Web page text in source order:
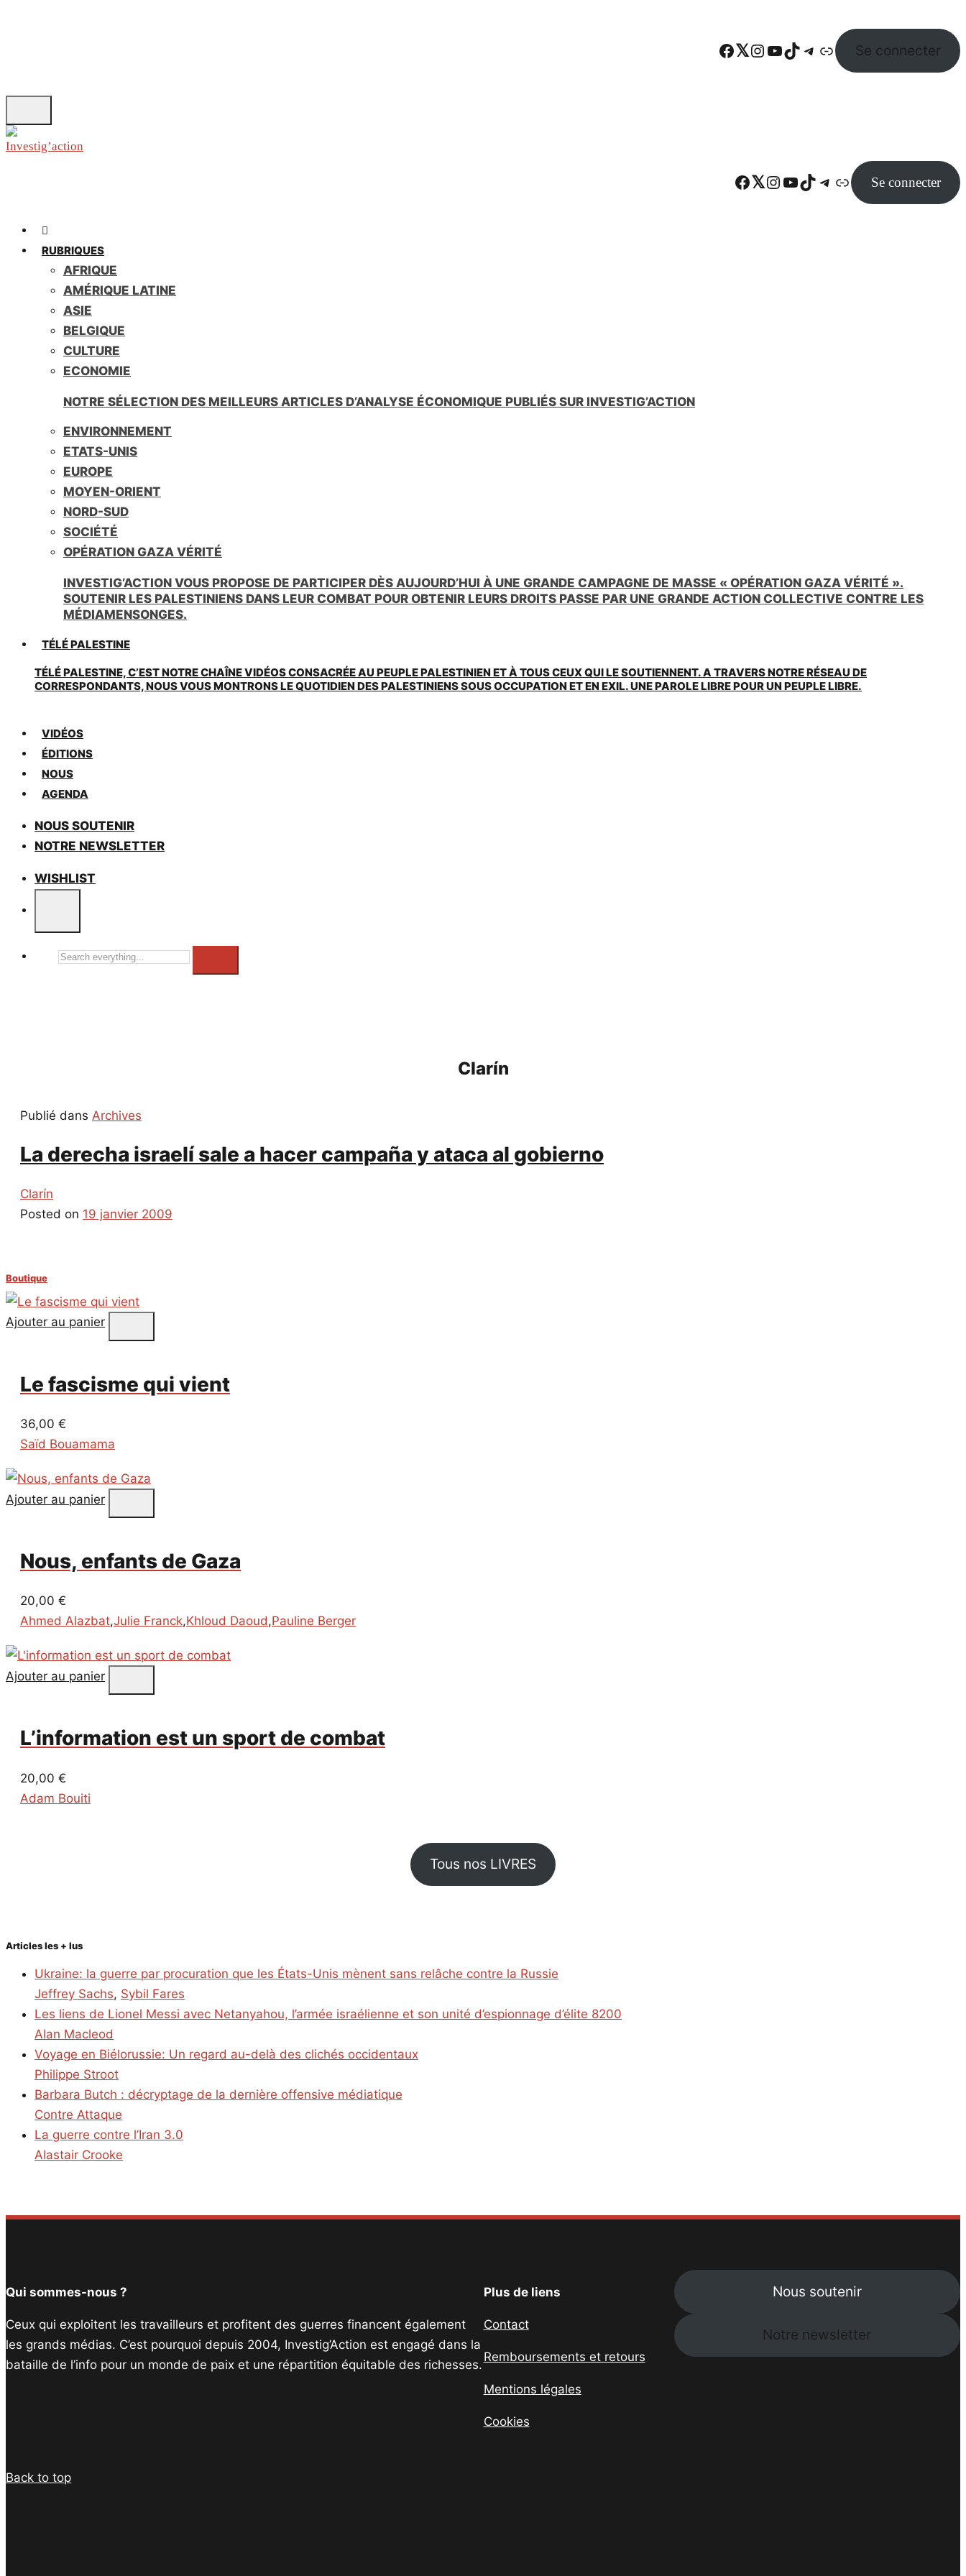
Facebook Twitter Instagram YouTube TikTok Telegram Lien Se connecter
Facebook Twitter Instagram YouTube TikTok Telegram Lien Se connecter
RUBRIQUES
AFRIQUE
AMÉRIQUE LATINE
ASIE
BELGIQUE
CULTURE
ECONOMIE
NOTRE SÉLECTION DES MEILLEURS ARTICLES D’ANALYSE ÉCONOMIQUE PUBLIÉS SUR INVESTIG’ACTION
ENVIRONNEMENT
ETATS-UNIS
EUROPE
MOYEN-ORIENT
NORD-SUD
SOCIÉTÉ
OPÉRATION GAZA VÉRITÉ
INVESTIG’ACTION VOUS PROPOSE DE PARTICIPER DÈS AUJOURD’HUI À UNE GRANDE CAMPAGNE DE MASSE « OPÉRATION GAZA VÉRITÉ ».
SOUTENIR LES PALESTINIENS DANS LEUR COMBAT POUR OBTENIR LEURS DROITS PASSE PAR UNE GRANDE ACTION COLLECTIVE CONTRE LES
MÉDIAMENSONGES.
TÉLÉ PALESTINE
TÉLÉ PALESTINE, C’EST NOTRE CHAÎNE VIDÉOS CONSACRÉE AU PEUPLE PALESTINIEN ET À TOUS CEUX QUI LE SOUTIENNENT. A TRAVERS NOTRE RÉSEAU DE
CORRESPONDANTS, NOUS VOUS MONTRONS LE QUOTIDIEN DES PALESTINIENS SOUS OCCUPATION ET EN EXIL. UNE PAROLE LIBRE POUR UN PEUPLE LIBRE.
VIDÉOS
ÉDITIONS
NOUS
AGENDA
NOUS SOUTENIR
NOTRE NEWSLETTER
WISHLIST
Search
Clarín
Publié dans Archives
La derecha israelí sale a hacer campaña y ataca al gobierno
Clarín
Posted on 19 janvier 2009
Boutique
Ajouter au panier
Le fascisme qui vient
36,00 €
Saïd Bouamama
Ajouter au panier
Nous, enfants de Gaza
20,00 €
Ahmed Alazbat,Julie Franck,Khloud Daoud,Pauline Berger
Ajouter au panier
L’information est un sport de combat
20,00 €
Adam Bouiti
Tous nos LIVRES
Articles les + lus
Ukraine: la guerre par procuration que les États-Unis mènent sans relâche contre la Russie
Jeffrey Sachs, Sybil Fares
Les liens de Lionel Messi avec Netanyahou, l’armée israélienne et son unité d’espionnage d’élite 8200
Alan Macleod
Voyage en Biélorussie: Un regard au-delà des clichés occidentaux
Philippe Stroot
Barbara Butch : décryptage de la dernière offensive médiatique
Contre Attaque
La guerre contre l’Iran 3.0
Alastair Crooke
Qui sommes-nous ?
Ceux qui exploitent les travailleurs et profitent des guerres financent également
les grands médias. C’est pourquoi depuis 2004, Investig’Action est engagé dans la
bataille de l’info pour un monde de paix et une répartition équitable des richesses.
Plus de liens
Contact
Remboursements et retours
Mentions légales
Cookies
Nous soutenir
Notre newsletter
Back to top